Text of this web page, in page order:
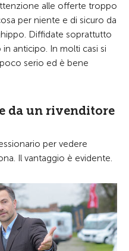
alle offerte troppo
per niente e di sicuro da
Diffidate soprattutto
anticipo. In molti casi si
serio ed è bene
da un rivenditore
per vedere
Il vantaggio è evidente.